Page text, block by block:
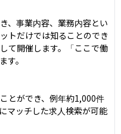
、事業内容、業務内容とい
トだけでは知ることのでき
て開催します。「ここで働
す。
とができ、例年約1,000件
マッチした求人検索が可能